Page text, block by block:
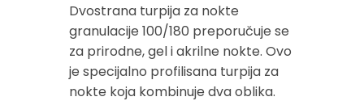
Dvostrana turpija za nokte
granulacije 100/180 preporučuje se
za prirodne, gel i akrilne nokte. Ovo
je specijalno profilisana turpija za
nokte koja kombinuje dva oblika.